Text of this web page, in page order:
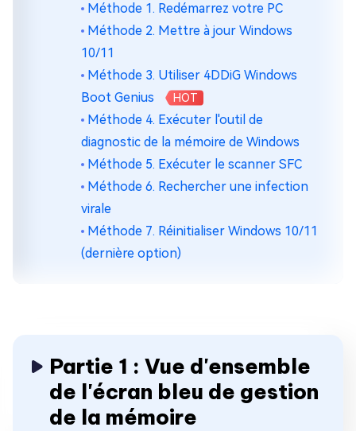
Méthode 1. Redémarrez votre PC
Méthode 2. Mettre à jour Windows
10/11
Méthode 3. Utiliser 4DDiG Windows
Boot Genius
HOT
Méthode 4. Exécuter l'outil de
diagnostic de la mémoire de Windows
Méthode 5. Exécuter le scanner SFC
Méthode 6. Rechercher une infection
virale
Méthode 7. Réinitialiser Windows 10/11
(dernière option)
Partie 1 : Vue d'ensemble
de l'écran bleu de gestion
de la mémoire